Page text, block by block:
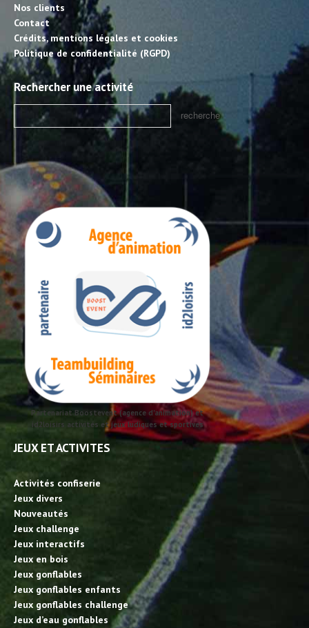
Nos clients
Contact
Crédits, mentions légales et cookies
Politique de confidentialité (RGPD)
Rechercher une activité
Partenariat Boostevent (agence d'animation) et
id2loisirs activités et jeux ludiques et sportives
JEUX ET ACTIVITES
Activités confiserie
Jeux divers
Nouveautés
Jeux challenge
Jeux interactifs
Jeux en bois
Jeux gonflables
Jeux gonflables enfants
Jeux gonflables challenge
Jeux d’eau gonflables